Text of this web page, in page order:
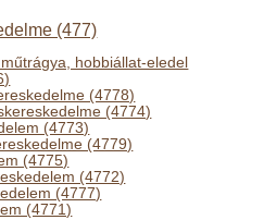
(477)
hobbiállat-eledel
(4778)
(4774)
(4773)
(4779)
(4775)
(4772)
(4777)
(4771)